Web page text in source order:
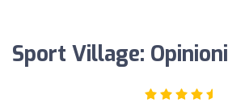
Sport Village: Opinioni